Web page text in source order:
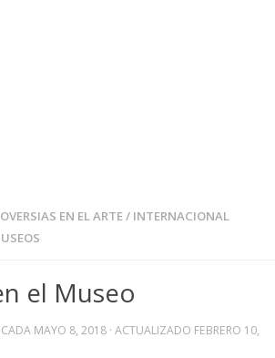
EN EL ARTE/ INTERNACIONAL
el Museo
MAYO 8, 2018 · ACTUALIZADO FEBRERO 10,